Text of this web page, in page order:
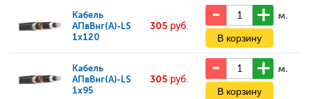
Кабель
АПвВнг(А)-LS
1x120
305 руб.
м.
Кабель
АПвВнг(А)-LS
1x95
305 руб.
м.